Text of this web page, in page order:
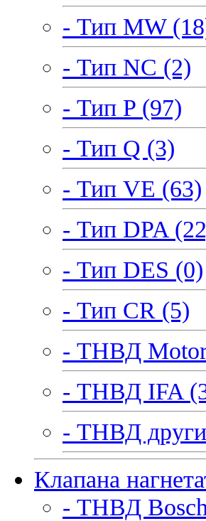
- Тип MW
- Тип NC (2)
- Тип P (97)
- Тип Q (3)
- Тип VE (63)
- Тип DPA
- Тип DES (0)
- Тип CR (5)
- ТНВД
- ТНВД IFA
- ТНВД
Клапана
- ТНВД